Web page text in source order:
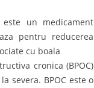
un medicament
pentru reducerea
cu boala
cronica (BPOC)
severa. BPOC este o